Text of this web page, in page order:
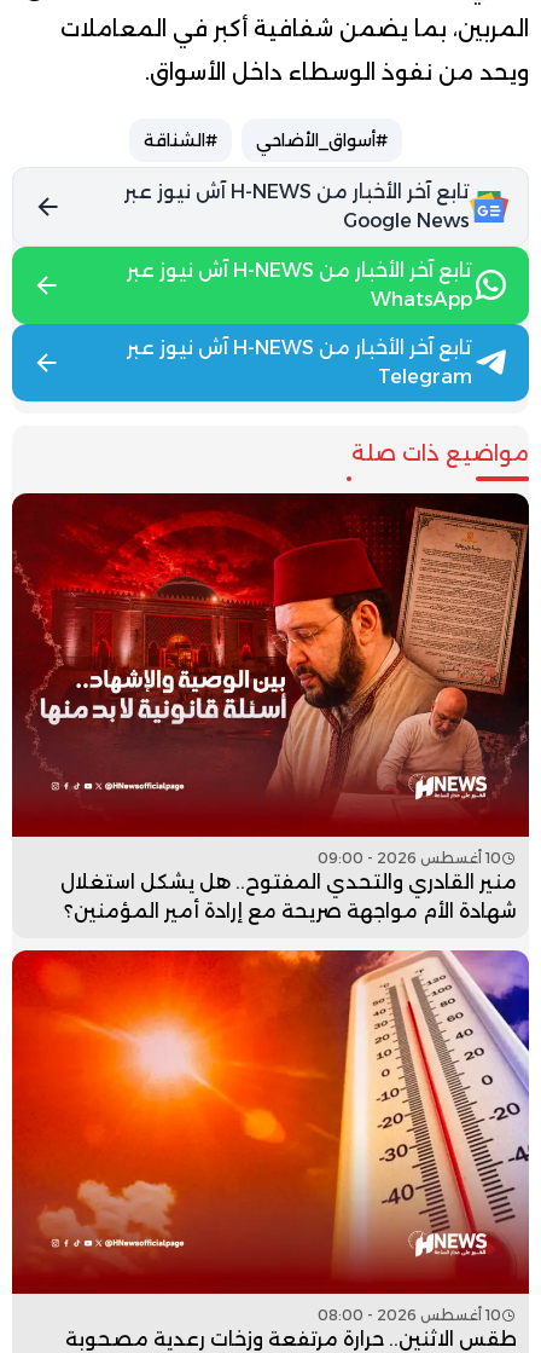
المربين، بما يضمن شفافية أكبر في المعاملات
ويحد من نفوذ الوسطاء داخل الأسواق.
#أسواق_الأضاحي #الشناقة
تابع آخر الأخبار من H-NEWS آش نيوز عبر
Google News
تابع آخر الأخبار من H-NEWS آش نيوز عبر
WhatsApp
تابع آخر الأخبار من H-NEWS آش نيوز عبر
Telegram
مواضيع ذات صلة
10 أغسطس 2026 - 09:00
منير القادري والتحدي المفتوح.. هل يشكل استغلال
شهادة الأم مواجهة صريحة مع إرادة أمير المؤمنين؟
10 أغسطس 2026 - 08:00
طقس الاثنين.. حرارة مرتفعة وزخات رعدية مصحوبة